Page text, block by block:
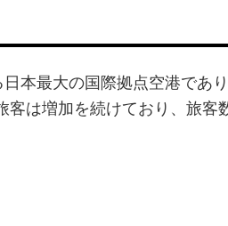
本最大の国際拠点空港であ
客は増加を続けており、旅客